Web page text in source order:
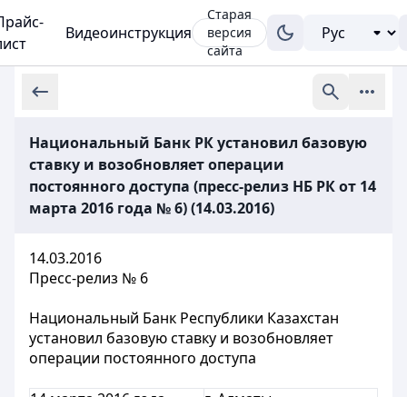
Видеоинструкция
Старая
версия
сайта
Национальный Банк РК установил базовую
ставку и возобновляет операции
постоянного доступа (пресс-релиз НБ РК от 14
марта 2016 года № 6) (14.03.2016)
14.03.2016
Пресс-релиз № 6
Национальный Банк Республики Казахстан
установил базовую ставку и возобновляет
операции постоянного доступа